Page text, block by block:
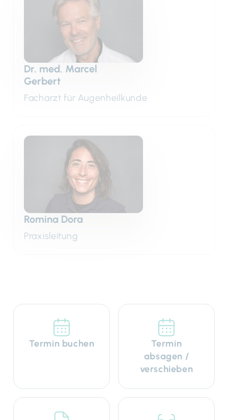
Dr. med. Marcel
Gerbert
Facharzt für Augenheilkunde
Romina Dora
Praxisleitung
Termin buchen
Termin
absagen /
verschieben